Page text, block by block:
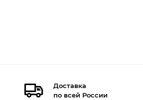
Доставка
по всей России